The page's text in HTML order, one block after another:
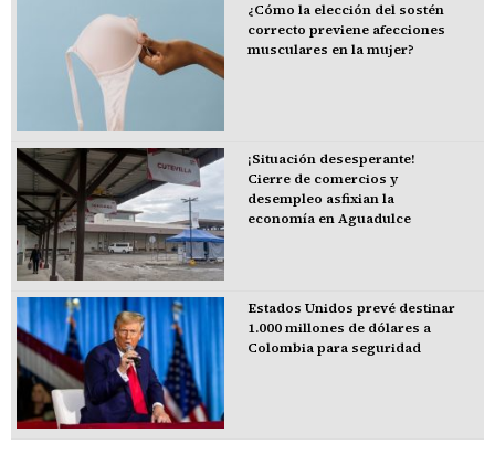
¿Cómo la elección del sostén
correcto previene afecciones
musculares en la mujer?
¡Situación desesperante!
Cierre de comercios y
desempleo asfixian la
economía en Aguadulce
Estados Unidos prevé destinar
1.000 millones de dólares a
Colombia para seguridad